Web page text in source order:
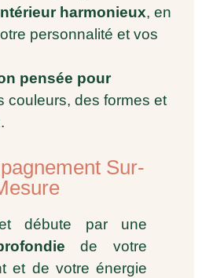
harmonieux, en
personnalité et vos
pensée pour
couleurs, des formes et
Sur-
débute par une
de votre
et de votre énergie